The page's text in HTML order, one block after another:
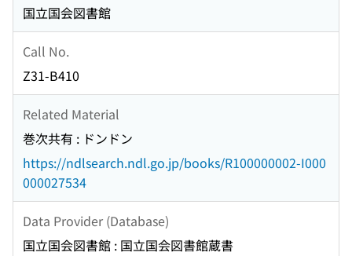
国立国会図書館
Call No.
Z31-B410
Related Material
巻次共有 : ドンドン
https://ndlsearch.ndl.go.jp/books/R100000002-I000
000027534
Data Provider (Database)
国立国会図書館 : 国立国会図書館蔵書